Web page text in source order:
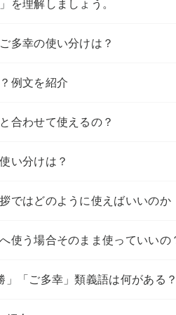
を理解しましょう。
多幸の使い分けは？
例文を紹介
合わせて使えるの？
い分けは？
ではどのように使えばいいのか
使う場合そのまま使っていいの
」「ご多幸」類義語は何がある